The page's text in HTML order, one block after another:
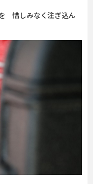
惜しみなく注ぎ込ん